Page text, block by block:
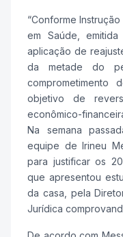
“Conforme
em Saúde,
aplicação de
da metade do
comprometimento
objetivo de
econômico-
Na semana
equipe de Irineu
para justificar os
que apresentou
da casa, pela
Jurídica